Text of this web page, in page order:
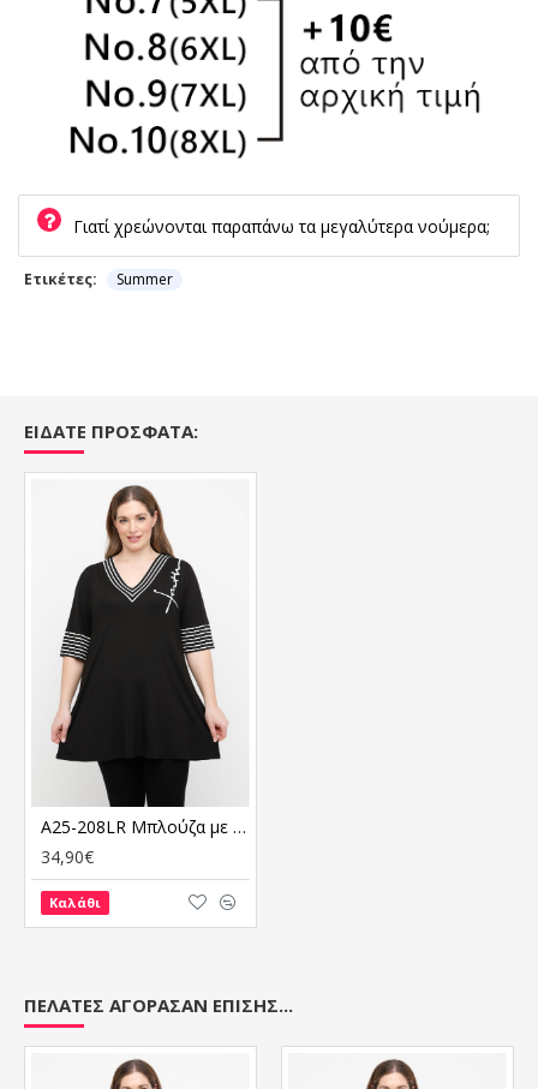
Γιατί χρεώνονται παραπάνω τα μεγαλύτερα νούμερα;
Ετικέτες: Summer
ΕΙΔΑΤΕ ΠΡΟΣΦΑΤΑ:
A25-208LR Μπλούζα με Στάμπα
34,90€
Καλάθι
ΠΕΛΆΤΕΣ ΑΓΌΡΑΣΑΝ ΕΠΊΣΗΣ...